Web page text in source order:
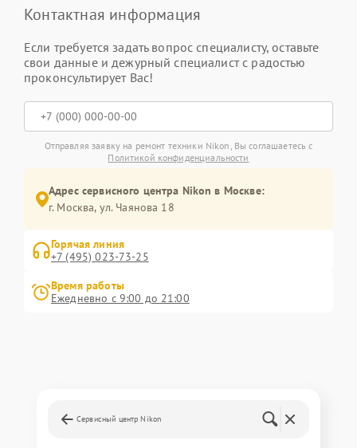
Контактная информация
Если требуется задать вопрос специалисту, оставьте
свои данные и дежурный специалист с радостью
проконсультирует Вас!
Отправляя заявку на ремонт техники Nikon, Вы соглашаетесь с
Политикой конфиденциальности
Адрес сервисного центра Nikon в Москве:
г. Москва, ул. Чаянова 18
Горячая линия
+7 (495) 023-73-25
Время работы
Ежедневно с 9:00 до 21:00
Сервисный центр Nikon